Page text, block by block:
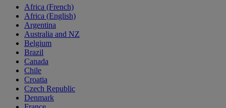
Africa (French)
Africa (English)
Argentina
Australia and NZ
Belgium
Brazil
Canada
Chile
Croatia
Czech Republic
Denmark